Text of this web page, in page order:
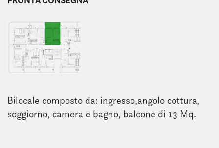
Bilocale composto da: ingresso,angolo cottura,
soggiorno, camera e bagno, balcone di 13 Mq.